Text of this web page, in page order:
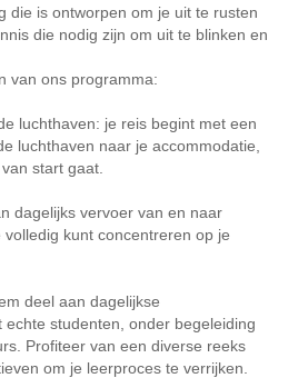
die is ontworpen om je uit te rusten
die nodig zijn om uit te blinken en
van ons programma:
luchthaven: je reis begint met een
luchthaven naar je accommodatie,
start gaat.
dagelijks vervoer van en naar
kunt concentreren op je
deel aan dagelijkse
studenten, onder begeleiding
Profiteer van een diverse reeks
om je leerproces te verrijken.